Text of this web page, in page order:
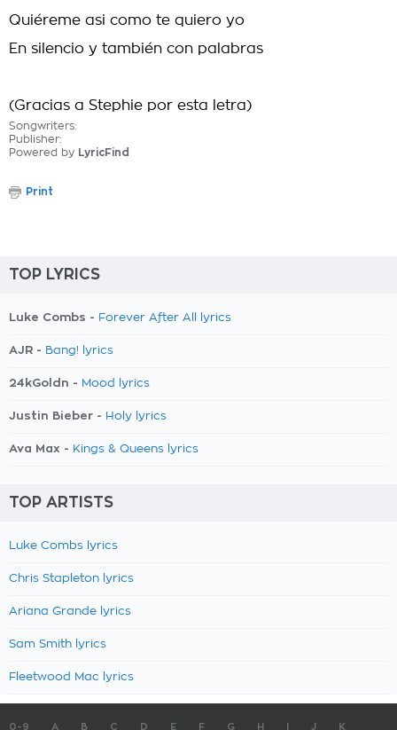
Quiéreme asi como te quiero yo
En silencio y también con palabras
(Gracias a Stephie por esta letra)
Songwriters:
Publisher:
Powered by LyricFind
Print
TOP LYRICS
Luke Combs - Forever After All lyrics
AJR - Bang! lyrics
24kGoldn - Mood lyrics
Justin Bieber - Holy lyrics
Ava Max - Kings & Queens lyrics
TOP ARTISTS
Luke Combs lyrics
Chris Stapleton lyrics
Ariana Grande lyrics
Sam Smith lyrics
Fleetwood Mac lyrics
0-9 A B C D E F G H J K